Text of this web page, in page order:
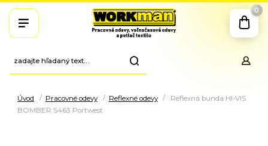
0
Úvod Pracovné odevy Reflexné odevy
Reflexná bunda HI-VIS
BOMBER S463 Portwest